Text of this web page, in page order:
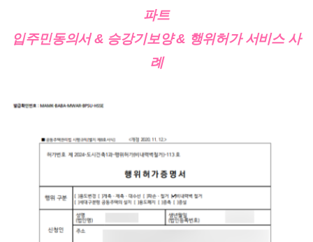
파트
입주민동의서 & 승강기보양 & 행위허가 서비스 사
례